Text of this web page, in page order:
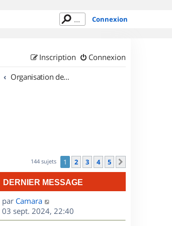
Connexion
Connexion
Inscription
Organisation de sorties en région Île de France
144 sujets 1 2 3 4 5
DERNIER MESSAGE
D
e
r
par Camara
03 sept. 2024, 22:40